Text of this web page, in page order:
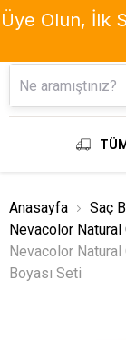
Anasayfa Saç
Nevacolor Natural
Nevacolor Natural
Boyası Seti
Üye Olun, İlk